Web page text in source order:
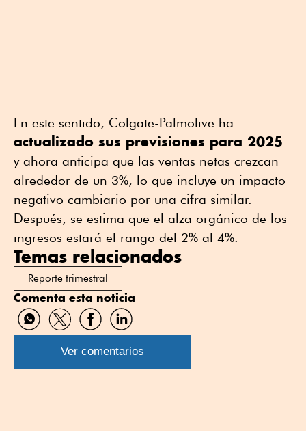
En este sentido, Colgate-Palmolive ha
actualizado sus previsiones para 2025
y ahora anticipa que las ventas netas crezcan
alrededor de un 3%, lo que incluye un impacto
negativo cambiario por una cifra similar.
Después, se estima que el alza orgánico de los
ingresos estará el rango del 2% al 4%.
Temas relacionados
Reporte trimestral
Comenta esta noticia
Compartir
por
WhatsApp
Compartir
por
Twitter
Compartir
por
Facebook
Compartir
por
Linkedin
Ver comentarios